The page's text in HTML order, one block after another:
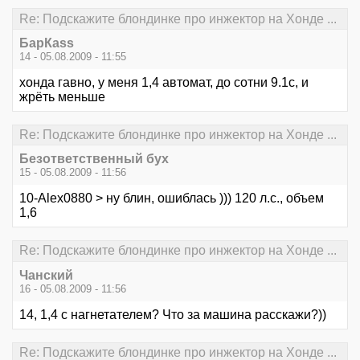
Re: Подскажите блондинке про инжектор на Хонде ...
БарКаss
14 - 05.08.2009 - 11:55
хонда гавно, у меня 1,4 автомат, до сотни 9.1с, и
жрёть меньше
Re: Подскажите блондинке про инжектор на Хонде ...
Безответственный бух
15 - 05.08.2009 - 11:56
10-Alex0880 > ну блин, ошиблась ))) 120 л.с., объем
1,6
Re: Подскажите блондинке про инжектор на Хонде ...
Чанский
16 - 05.08.2009 - 11:56
14, 1,4 с нагнетателем? Что за машина расскажи?))
Re: Подскажите блондинке про инжектор на Хонде ...